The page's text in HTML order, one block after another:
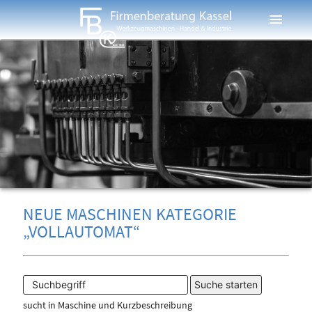
menu
NEUE MASCHINEN KATEGORIE
„VOLLAUTOMAT“
sucht in Maschine und Kurzbeschreibung